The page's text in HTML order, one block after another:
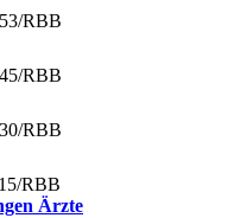
/RBB
/RBB
/RBB
/RBB
Ärzte